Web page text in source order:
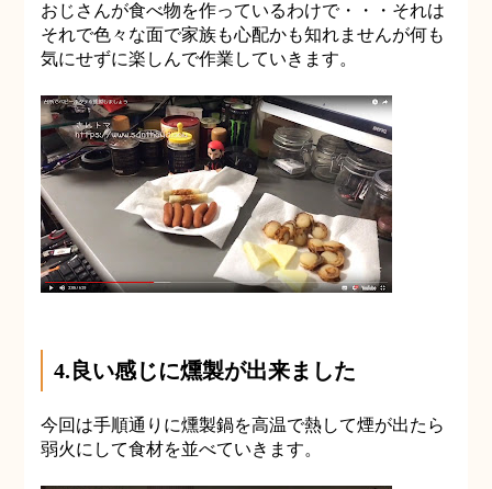
おじさんが食べ物を作っているわけで・・・それは
それで色々な面で家族も心配かも知れませんが何も
気にせずに楽しんで作業していきます。
4.良い感じに燻製が出来ました
今回は手順通りに燻製鍋を高温で熱して煙が出たら
弱火にして食材を並べていきます。